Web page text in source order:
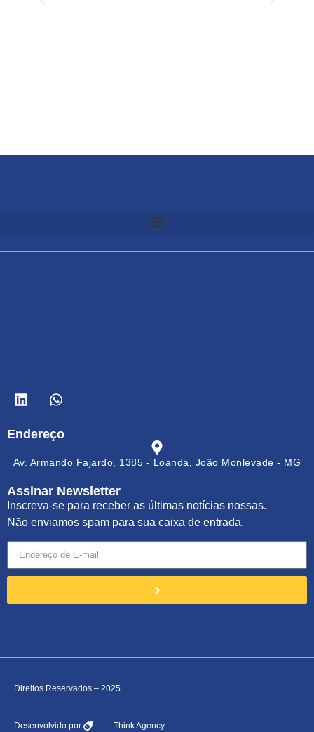
Endereço
Av. Armando Fajardo, 1385 - Loanda, João Monlevade - MG
Assinar Newsletter
Inscreva-se para receber as últimas notícias nossas.
Não enviamos spam para sua caixa de entrada.
Direitos Reservados – 2025
Desenvolvido por: Think Agency